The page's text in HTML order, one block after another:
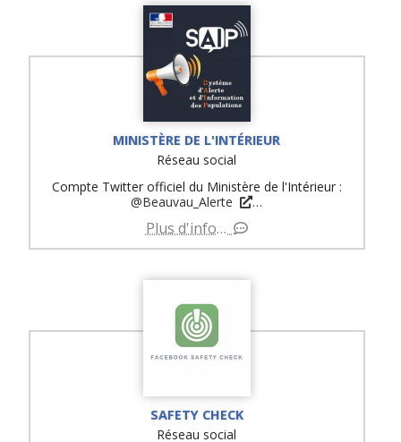
MINISTÈRE DE L'INTÉRIEUR
Réseau social
Compte Twitter officiel du Ministère de l'Intérieur :
@Beauvau_Alerte
…
Plus d'info…
SAFETY CHECK
Réseau social